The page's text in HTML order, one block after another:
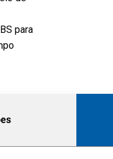
para